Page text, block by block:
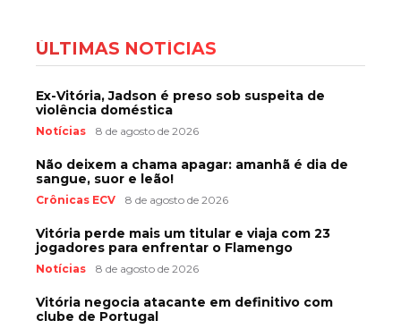
ÚLTIMAS NOTÍCIAS
Ex-Vitória, Jadson é preso sob suspeita de
violência doméstica
Notícias 8 de agosto de 2026
Não deixem a chama apagar: amanhã é dia de
sangue, suor e leão!
Crônicas ECV 8 de agosto de 2026
Vitória perde mais um titular e viaja com 23
jogadores para enfrentar o Flamengo
Notícias 8 de agosto de 2026
Vitória negocia atacante em definitivo com
clube de Portugal